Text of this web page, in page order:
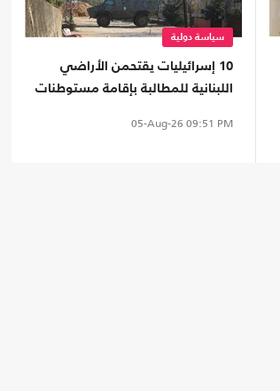
سياسة دولية
10 إسرائيليات يقتحمن الأراضي
اللبنانية للمطالبة بإقامة مستوطنات
05-Aug-26 09:51 PM